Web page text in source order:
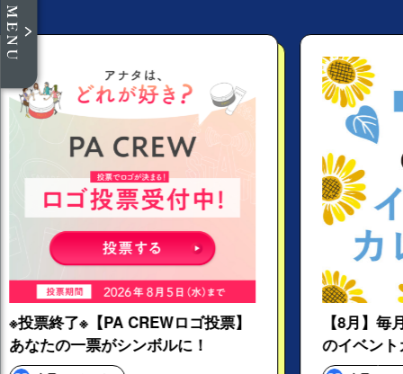
ロゴ投票】
ルに！
【8月】毎月更新！お得な情報
のイベントカレンダー